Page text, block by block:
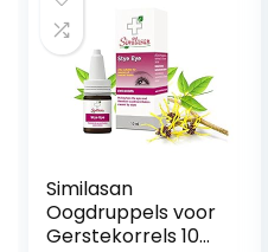
Similasan
Oogdruppels voor
Gerstekorrels 10